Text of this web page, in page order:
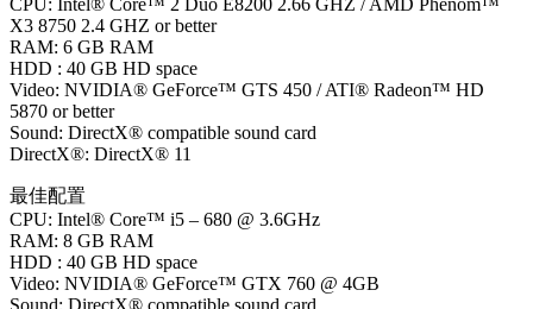
X3 8750 2.4 GHZ or better
RAM: 6 GB RAM
HDD : 40 GB HD space
Video: NVIDIA® GeForce™ GTS 450 / ATI® Radeon™ HD
5870 or better
Sound: DirectX® compatible sound card
DirectX®: DirectX® 11
最佳配置
CPU: Intel® Core™ i5 – 680 @ 3.6GHz
RAM: 8 GB RAM
HDD : 40 GB HD space
Video: NVIDIA® GeForce™ GTX 760 @ 4GB
Sound: DirectX® compatible sound card